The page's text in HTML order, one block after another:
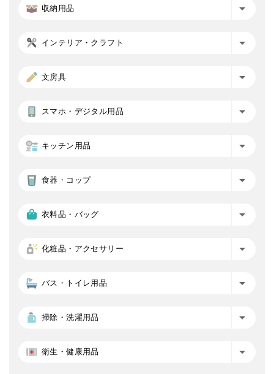
収納用品
インテリア・クラフト
文房具
スマホ・デジタル用品
キッチン用品
食器・コップ
衣料品・バッグ
化粧品・アクセサリー
バス・トイレ用品
掃除・洗濯用品
衛生・健康用品